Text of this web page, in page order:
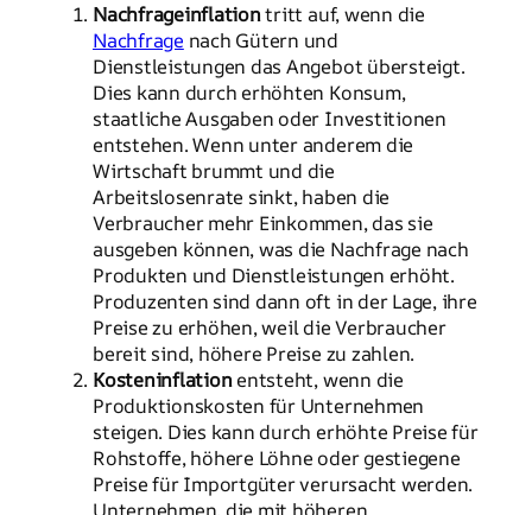
Nachfrageinflationtritt auf, wenn die
Nachfrage nach Gütern und
Dienstleistungen das Angebot übersteigt.
Dies kann durch erhöhten Konsum,
staatliche Ausgaben oder Investitionen
entstehen. Wenn unter anderem die
Wirtschaft brummt und die
Arbeitslosenrate sinkt, haben die
Verbraucher mehr Einkommen, das sie
ausgeben können, was die Nachfrage nach
Produkten und Dienstleistungen erhöht.
Produzenten sind dann oft in der Lage, ihre
Preise zu erhöhen, weil die Verbraucher
bereit sind, höhere Preise zu zahlen.
Kosteninflationentsteht, wenn die
Produktionskosten für Unternehmen
steigen. Dies kann durch erhöhte Preise für
Rohstoffe, höhere Löhne oder gestiegene
Preise für Importgüter verursacht werden.